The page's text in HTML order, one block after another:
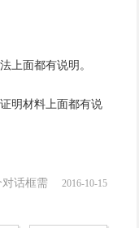
上面都有说明。
明材料上面都有说
应当在20个工作
请人。
话框需
2016-10-15